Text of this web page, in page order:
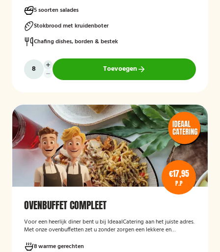
5 soorten salades
Stokbrood met kruidenboter
Chafing dishes, borden & bestek
Toevoegen
€17,95
P.P
OVENBUFFET COMPLEET
Voor een heerlijk diner bent u bij IdeaalCatering aan het juiste adres.
Met onze ovenbuffetten zet u zonder zorgen een lekkere en
personen is een ovenbuffet Ideaal!
8 warme gerechten